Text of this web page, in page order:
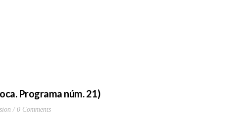
Programa núm. 21)
0 Comments